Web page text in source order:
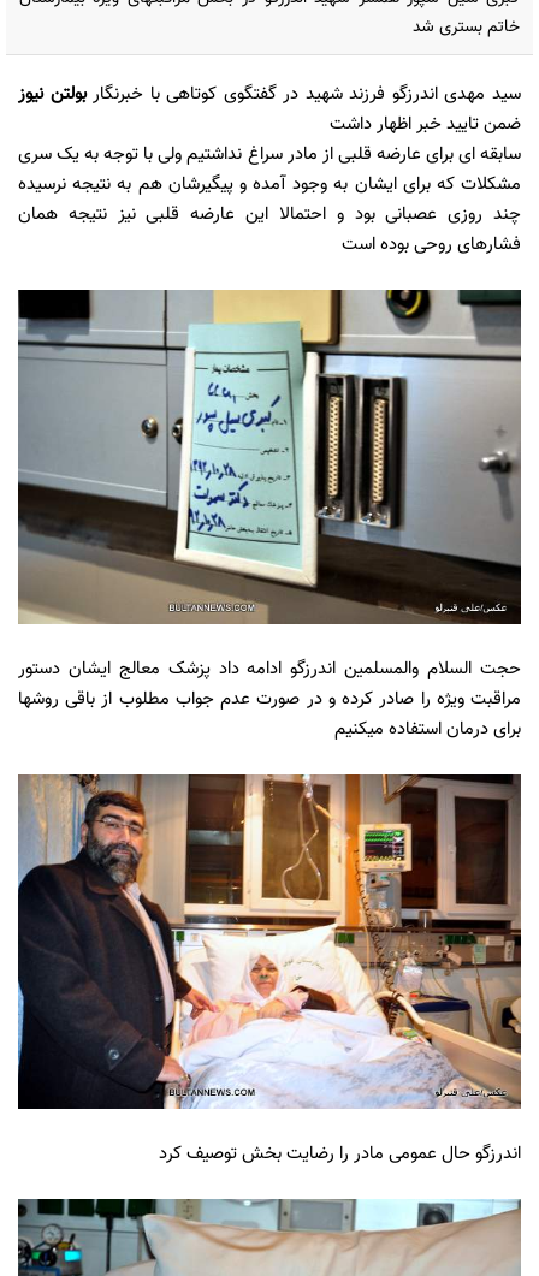
خاتم بستری شد
سید مهدی اندرزگو فرزند شهید در گفتگوی کوتاهی با خبرنگاربولتن نیوز
ضمن تایید خبر اظهار داشت
سابقه ای برای عارضه قلبی از مادر سراغ نداشتیم ولی با توجه به یک سری
مشکلات که برای ایشان به وجود آمده و پیگیرشان هم به نتیجه نرسیده
چند روزی عصبانی بود و احتمالا این عارضه قلبی نیز نتیجه همان
فشارهای روحی بوده است
حجت السلام والمسلمین اندرزگو ادامه داد پزشک معالج ایشان دستور
مراقبت ویژه را صادر کرده و در صورت عدم جواب مطلوب از باقی روشها
برای درمان استفاده میکنیم
اندرزگو حال عمومی مادر را رضایت بخش توصیف کرد